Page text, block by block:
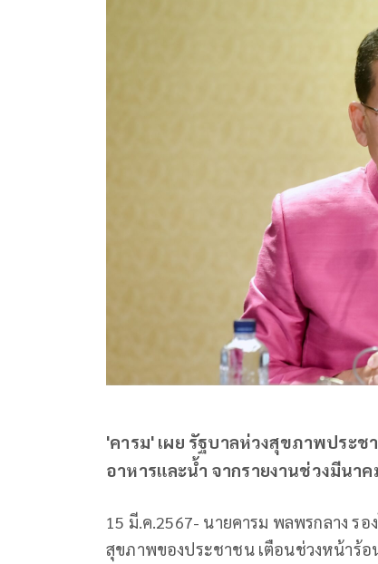
'คารม' เผย รัฐบาลห่วงสุขภาพประช
อาหารและน้ำ จากรายงานช่วงมีนา
15 มี.ค.2567- นายคารม พลพรกลาง ร
สุขภาพของประชาชน เตือนช่วงหน้าร้อ